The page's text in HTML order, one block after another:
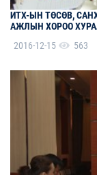
ИТХ-ЫН ТӨСӨВ,
АЖЛЫН ХОРОО
2016-12-15
563